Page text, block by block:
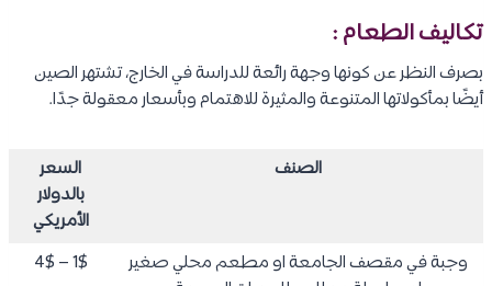
تكاليف الطعام :
بصرف النظر عن كونها وجهة رائعة للدراسة في الخارج، تشتهر الصين
أيضًا بمأكولاتها المتنوعة والمثيرة للاهتمام وبأسعار معقولة جدًا.
الصنف
السعر
بالدولار
الأمريكي
وجبة في مقصف الجامعة او مطعم محلي صغير
1$ – 4$